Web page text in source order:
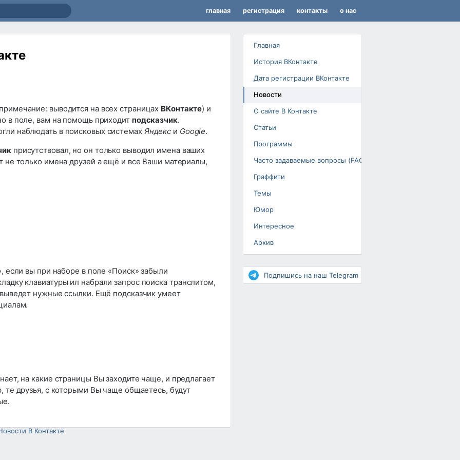
главная регистрация контакты о нас
Главная
История ВКонтакте
Дата регистрации ВКонтакте
Новости
О сайте В Контакте
Статьи
Программы
Часто задаваемые вопросы (FAQ)
Граффити
Темы
Юмор
Интересное
Архив
Повышение рейтинга
Подпишись на наш Telegram
выводится на всех страницах ВКонтакте) и
в поле, вам на помощь приходит подсказчик.
наблюдать в поисковых системах Яндекс и Google.
присутствовал, но он только выводил имена ваших
не только имена друзей а ещё и все Ваши материалы,
если вы при наборе в поле «Поиск» забыли
клавиатуры ил набрали запрос поиска транслитом,
нужные ссылки. Ещё подсказчик умеет
на какие страницы Вы заходите чаще, и предлагает
те друзья, с которыми Вы чаще общаетесь, будут
В Контакте